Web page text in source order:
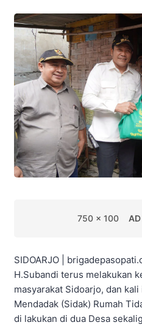
750 x 100
SIDOARJO |
H.Subandi terus melakukan
masyarakat Sidoarjo, dan
Mendadak (Sidak) Rumah
di lakukan di dua Desa